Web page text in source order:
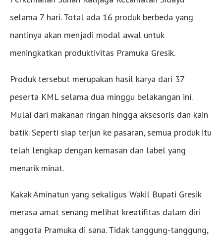
selama 7 hari. Total ada 16 produk berbeda yang
nantinya akan menjadi modal awal untuk
meningkatkan produktivitas Pramuka Gresik.
Produk tersebut merupakan hasil karya dari 37
peserta KML selama dua minggu belakangan ini.
Mulai dari makanan ringan hingga aksesoris dan kain
batik. Seperti siap terjun ke pasaran, semua produk itu
telah lengkap dengan kemasan dan label yang
menarik minat.
Kakak Aminatun yang sekaligus Wakil Bupati Gresik
merasa amat senang melihat kreatifitas dalam diri
anggota Pramuka di sana. Tidak tanggung-tanggung,